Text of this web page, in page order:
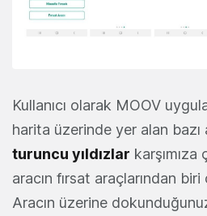
Kullanıcı olarak MOOV
harita üzerinde yer alan bazı
turuncu yıldızlar karşımıza
aracın fırsat araçlarından
Aracın üzerine